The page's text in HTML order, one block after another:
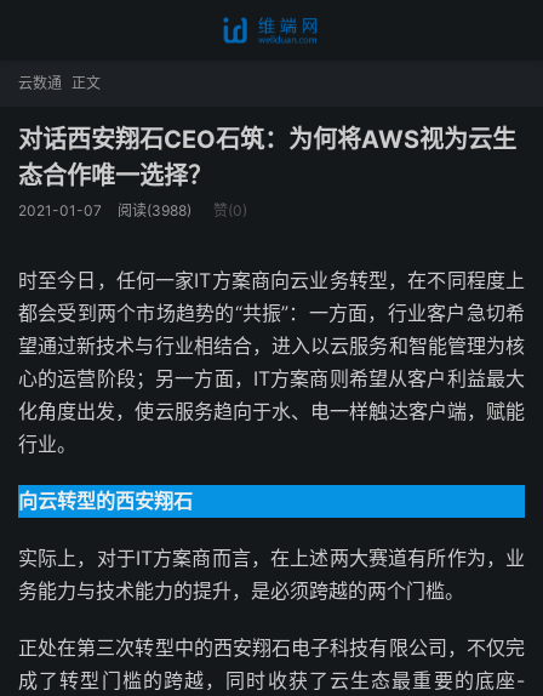
云数通 正文
对话西安翔石CEO石筑：为何将AWS视为云生
态合作唯一选择？
2021-01-07 阅读(3988) 赞(0)
时至今日，任何一家IT方案商向云业务转型，在不同程度上
都会受到两个市场趋势的“共振”：一方面，行业客户急切希
望通过新技术与行业相结合，进入以云服务和智能管理为核
心的运营阶段；另一方面，IT方案商则希望从客户利益最大
化角度出发，使云服务趋向于水、电一样触达客户端，赋能
行业。
向云转型的西安翔石
实际上，对于IT方案商而言，在上述两大赛道有所作为，业
务能力与技术能力的提升，是必须跨越的两个门槛。
正处在第三次转型中的西安翔石电子科技有限公司，不仅完
成了转型门槛的跨越，同时收获了云生态最重要的底座-